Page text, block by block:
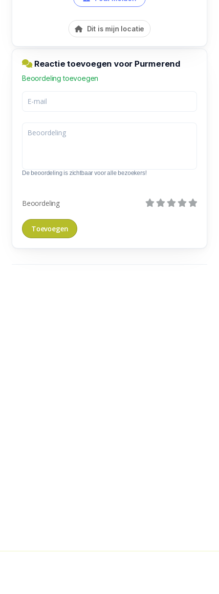
Dit is mijn locatie
Reactie toevoegen voor Purmerend
Beoordeling toevoegen
De beoordeling is zichtbaar voor alle bezoekers!
Beoordeling